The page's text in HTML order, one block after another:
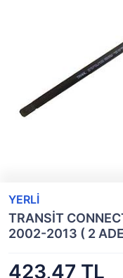
YERLİ
TRANSİT
2002-2013 ( 2
423,47 TL